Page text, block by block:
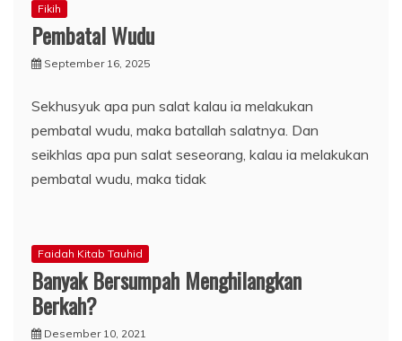
Fikih
Pembatal Wudu
September 16, 2025
Sekhusyuk apa pun salat kalau ia melakukan
pembatal wudu, maka batallah salatnya. Dan
seikhlas apa pun salat seseorang, kalau ia melakukan
pembatal wudu, maka tidak
Faidah Kitab Tauhid
Banyak Bersumpah Menghilangkan
Berkah?
Desember 10, 2021